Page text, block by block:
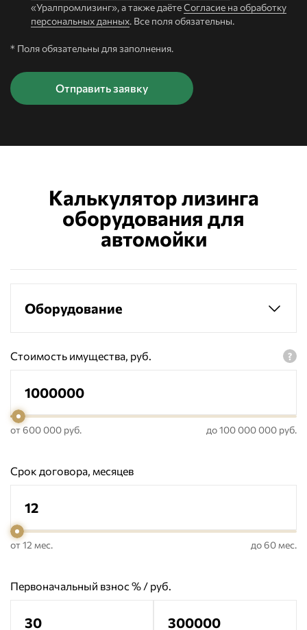
«Уралпромлизинг», а также даётеСогласие на обработку
персональных данных. Все поля обязательны.
* Поля обязательны для заполнения.
Калькулятор лизинга
оборудования для
автомойки
Оборудование
Стоимость имущества, руб.
от 600 000 руб. до 100 000 000 руб.
Срок договора, месяцев
от 12 мес. до 60 мес.
Первоначальный взнос % / руб.